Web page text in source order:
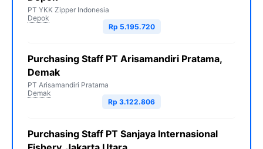
PT YKK Zipper Indonesia
Depok
Rp 5.195.720
Purchasing Staff PT Arisamandiri Pratama,
Demak
PT Arisamandiri Pratama
Demak
Rp 3.122.806
Purchasing Staff PT Sanjaya Internasional